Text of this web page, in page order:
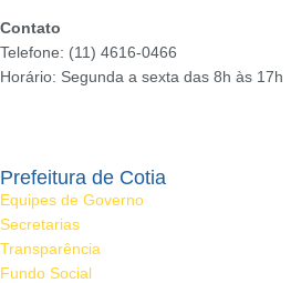
Contato
Telefone: (11) 4616-0466
Horário: Segunda a sexta das 8h às 17h
Prefeitura de Cotia
Equipes de Governo
Secretarias
Transparência
Fundo Social